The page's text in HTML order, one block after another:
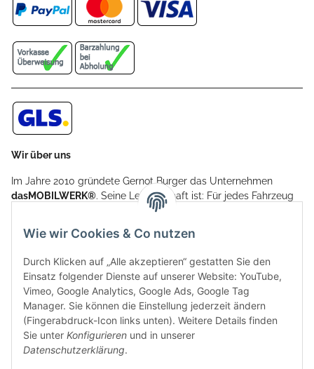
Wir über uns
Im Jahre 2010 gründete Gernot Burger das Unternehmen
dasMOBILWERK®. Seine Leidenschaft ist: Für jedes Fahrzeug
ein Car Cover anzubieten - passgenau und individuell.
weitere Produkte, wie Reifenschuhe, Hardtopständer hinzu.
sind mit hochwertigen Techniken und Materialien gefertigt.
dasMOBILWERK® ist seit der Gründung ein
Familienunternehmen, welches sich seit 2010 auf
Wachstumskurs befindet. Hier haben Sie zu den üblichen
Geschäftszeiten immer einen persönlichen Ansprechpartner,
sofern Sie Fragen rund um die Produkte von dasMOBILWERK
Wie wir Cookies & Co nutzen
Durch Klicken auf „Alle akzeptieren“ gestatten Sie den
Einsatz folgender Dienste auf unserer Website: YouTube,
Vimeo, Google Analytics, Google Ads, Google Tag
Manager. Sie können die Einstellung jederzeit ändern
(Fingerabdruck-Icon links unten). Weitere Details finden
Sie unter Konfigurieren und in unserer
Datenschutzerklärung.